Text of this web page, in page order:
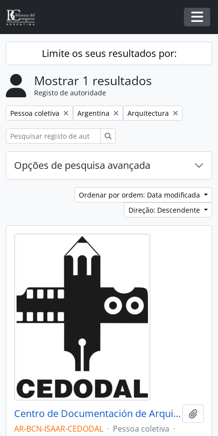
Skip to main content
Limite os seus resultados por:
Mostrar 1 resultados
Registo de autoridade
Remover filtro:
Pessoa coletiva Remover filtro:
Argentina Remover filtro:
Arquitectura
Opções de pesquisa avançada
Ordenar por ordem: Data modificada
Direção: Descendente
Centro de Documentación de Arquitectura Latinoamericana - CEDODAL
AR-BCN-ISAAR-CEDODAL · Pessoa coletiva ·